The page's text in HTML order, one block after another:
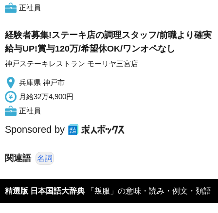
正社員
経験者募集!ステーキ店の調理スタッフ/前職より確実
給与UP!賞与120万/希望休OK/ワンオペなし
神戸ステーキレストラン モーリヤ三宮店
兵庫県 神戸市
月給32万4,900円
正社員
Sponsored by
関連語 名詞
精選版 日本国語大辞典 「叛服」の意味・読み・例文・類語